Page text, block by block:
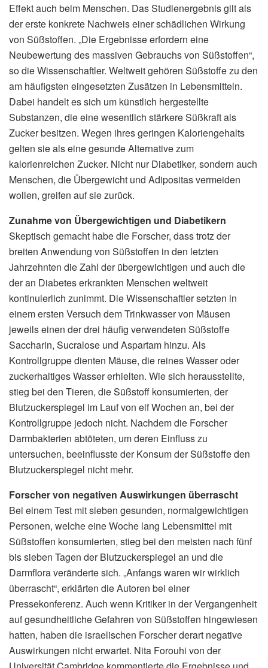
Effekt auch beim Menschen. Das Studienergebnis gilt als
der erste konkrete Nachweis einer schädlichen Wirkung
von Süßstoffen. „Die Ergebnisse erfordern eine
Neubewertung des massiven Gebrauchs von Süßstoffen“,
so die Wissenschaftler. Weltweit gehören Süßstoffe zu den
am häufigsten eingesetzten Zusätzen in Lebensmitteln.
Dabei handelt es sich um künstlich hergestellte
Substanzen, die eine wesentlich stärkere Süßkraft als
Zucker besitzen. Wegen ihres geringen Kaloriengehalts
gelten sie als eine gesunde Alternative zum
kalorienreichen Zucker. Nicht nur Diabetiker, sondern auch
Menschen, die Übergewicht und Adipositas vermeiden
wollen, greifen auf sie zurück.
Zunahme von Übergewichtigen und Diabetikern
Skeptisch gemacht habe die Forscher, dass trotz der
breiten Anwendung von Süßstoffen in den letzten
Jahrzehnten die Zahl der übergewichtigen und auch die
der an Diabetes erkrankten Menschen weltweit
kontinuierlich zunimmt. Die Wissenschaftler setzten in
einem ersten Versuch dem Trinkwasser von Mäusen
jeweils einen der drei häufig verwendeten Süßstoffe
Saccharin, Sucralose und Aspartam hinzu. Als
Kontrollgruppe dienten Mäuse, die reines Wasser oder
zuckerhaltiges Wasser erhielten. Wie sich herausstellte,
stieg bei den Tieren, die Süßstoff konsumierten, der
Blutzuckerspiegel im Lauf von elf Wochen an, bei der
Kontrollgruppe jedoch nicht. Nachdem die Forscher
Darmbakterien abtöteten, um deren Einfluss zu
untersuchen, beeinflusste der Konsum der Süßstoffe den
Blutzuckerspiegel nicht mehr.
Forscher von negativen Auswirkungen überrascht
Bei einem Test mit sieben gesunden, normalgewichtigen
Personen, welche eine Woche lang Lebensmittel mit
Süßstoffen konsumierten, stieg bei den meisten nach fünf
bis sieben Tagen der Blutzuckerspiegel an und die
Darmflora veränderte sich. „Anfangs waren wir wirklich
überrascht“, erklärten die Autoren bei einer
Pressekonferenz. Auch wenn Kritiker in der Vergangenheit
auf gesundheitliche Gefahren von Süßstoffen hingewiesen
hatten, haben die israelischen Forscher derart negative
Auswirkungen nicht erwartet. Nita Forouhi von der